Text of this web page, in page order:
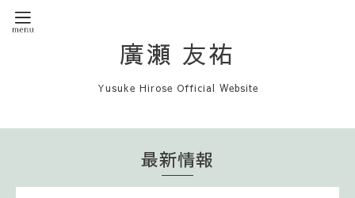
廣瀬 友祐
Yusuke Hirose Official Website
最新情報